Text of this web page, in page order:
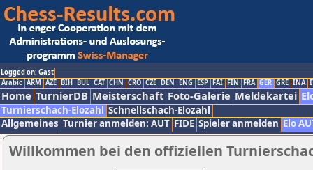
Logged on: Gast
Arabic ARM AZE BIH BUL CAT CHN CRO CZE DEN ENG ESP FAI FIN FRA GER GRE INA
Home TurnierDB Meisterschaft Foto-Galerie Meldekartei
Turnierschach-Elozahl Schnellschach-Elozahl
Allgemeines Turnier anmelden: AUT FIDE Spieler anmelden Elo
Willkommen bei den offiziellen